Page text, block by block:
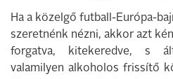
Ha a közelgő futball-Európa-
szeretnénk nézni, akkor azt
forgatva, kitekeredve, s
valamilyen alkoholos frissítő